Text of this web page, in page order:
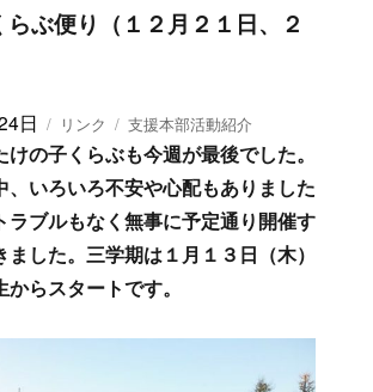
ぶ便り（１２月２１日、２
日
フ
ォ
マ
ッ
リンク
カ
テ
ゴ
リ
ー
支援本部活動紹介
けの子くらぶも今週が最後でした。
、いろいろ不安や心配もありました
ラブルもなく無事に予定通り開催す
ました。三学期は１月１３日（木）
らスタートです。